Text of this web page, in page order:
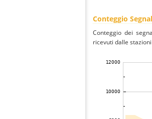
Conteggio
Conteggio dei
ricevuti dalle